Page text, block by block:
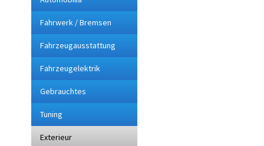
Impressum
Kasse
Lieferung
Mein Konto
Fahrwerk / Bremsen
Fahrzeugausstattung
Fahrzeugelektrik
Gebrauchtes
Tuning
Exterieur